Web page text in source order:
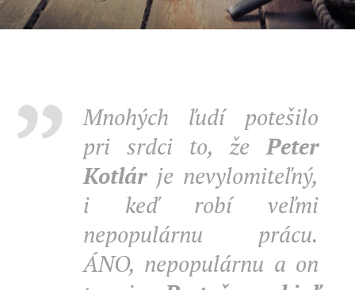
Mnohých ľudí potešilo
pri srdci to, žePeter
Kotlárje nevylomiteľný,
i keď robí veľmi
nepopulárnu prácu.
ÁNO, nepopulárnu a on